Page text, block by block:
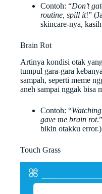
Contoh: “Don’t
routine, spill it!”
skincare-nya,
Brain Rot
Artinya kondisi otak
tumpul gara-gara
sampah, seperti meme
aneh sampai nggak bisa
Contoh: “
gave me brain rot
bikin otakku error.)
Touch Grass